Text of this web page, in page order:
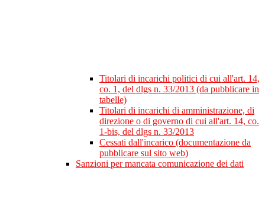
Titolari di incarichi politici di cui all'art. 14,
co. 1, del dlgs n. 33/2013 (da pubblicare in
tabelle)
Titolari di incarichi di amministrazione, di
direzione o di governo di cui all'art. 14, co.
1-bis, del dlgs n. 33/2013
Cessati dall'incarico (documentazione da
pubblicare sul sito web)
Sanzioni per mancata comunicazione dei dati